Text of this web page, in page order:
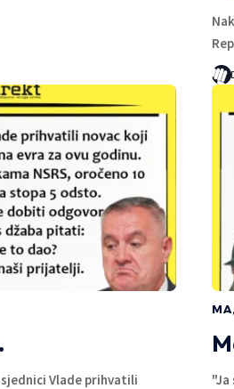
Vlade prihvatili
"Ja